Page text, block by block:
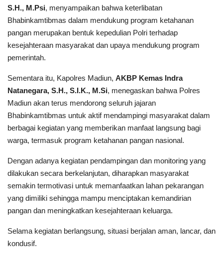
S.H., M.Psi, menyampaikan bahwa keterlibatan
Bhabinkamtibmas dalam mendukung program ketahanan
pangan merupakan bentuk kepedulian Polri terhadap
kesejahteraan masyarakat dan upaya mendukung program
pemerintah.
Sementara itu, Kapolres Madiun, AKBP Kemas Indra
Natanegara, S.H., S.I.K., M.Si, menegaskan bahwa Polres
Madiun akan terus mendorong seluruh jajaran
Bhabinkamtibmas untuk aktif mendampingi masyarakat dalam
berbagai kegiatan yang memberikan manfaat langsung bagi
warga, termasuk program ketahanan pangan nasional.
Dengan adanya kegiatan pendampingan dan monitoring yang
dilakukan secara berkelanjutan, diharapkan masyarakat
semakin termotivasi untuk memanfaatkan lahan pekarangan
yang dimiliki sehingga mampu menciptakan kemandirian
pangan dan meningkatkan kesejahteraan keluarga.
Selama kegiatan berlangsung, situasi berjalan aman, lancar, dan
kondusif.